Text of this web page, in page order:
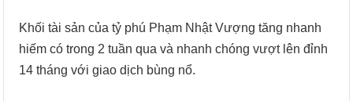
Khối tài sản của tỷ phú Phạm Nhật Vượng tăng nhanh
hiếm có trong 2 tuần qua và nhanh chóng vượt lên đỉnh
14 tháng với giao dịch bùng nổ.